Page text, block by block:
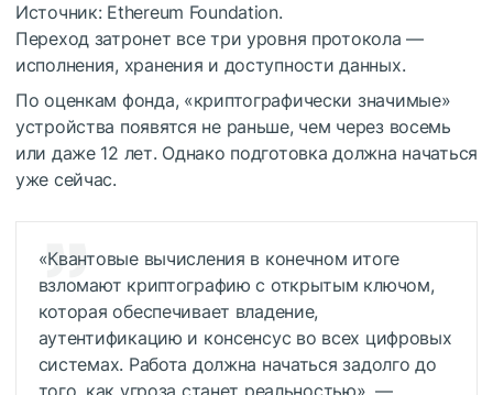
Источник: Ethereum Foundation.
Переход затронет все три уровня протокола —
исполнения, хранения и доступности данных.
По оценкам фонда, «криптографически значимые»
устройства появятся не раньше, чем через восемь
или даже 12 лет. Однако подготовка должна начаться
уже сейчас.
«Квантовые вычисления в конечном итоге
взломают криптографию с открытым ключом,
которая обеспечивает владение,
аутентификацию и консенсус во всех цифровых
системах. Работа должна начаться задолго до
того, как угроза станет реальностью», —